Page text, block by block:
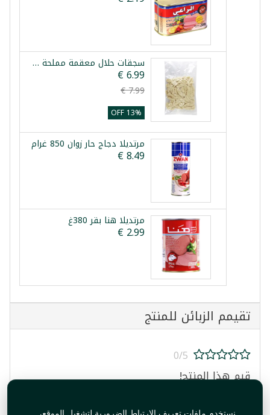
سجقات حلال معقمة مملحة 10م
13% OFF
مرتديلا دجاج حار زوان 850 غرام
مرتديلا هنا بقر 380غ
تقيمم الزبائن للمنتج
0/5
قيم هذا المنتج!